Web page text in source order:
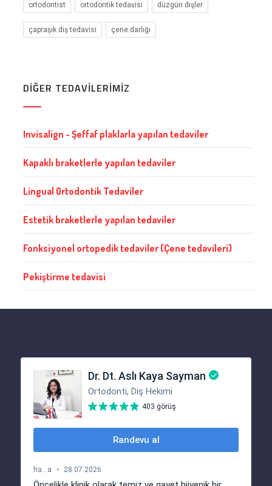
ortodontist ortodontik tedavisi düzgün dişler
çapraşık diş tedavisi çene darlığı
DİĞER TEDAVİLERİMİZ
Invisalign - Şeffaf plaklarla yapılan tedaviler
Kapaklı braketlerle yapılan tedaviler
Lingual Ortodontik Tedaviler
Estetik braketlerle yapılan tedaviler
Fonksiyonel ortopedik tedaviler (Çene tedavileri)
Pekiştirme tedavisi